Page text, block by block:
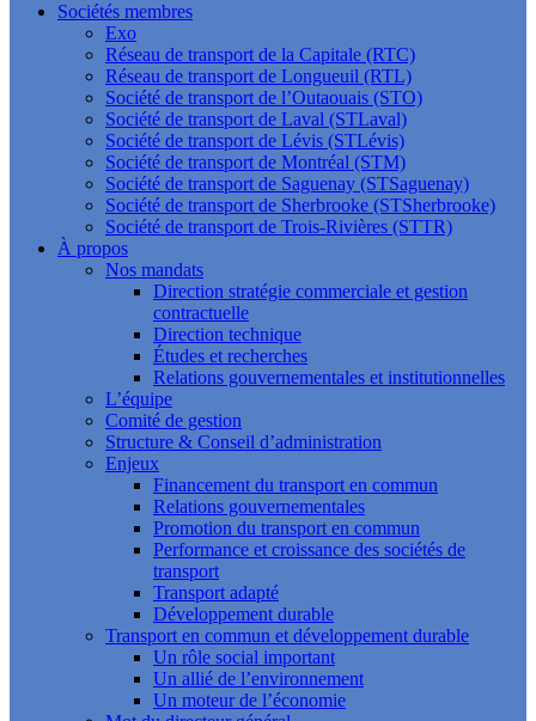
Sociétés membres
Exo
Réseau de transport de la Capitale (RTC)
Réseau de transport de Longueuil (RTL)
Société de transport de l’Outaouais (STO)
Société de transport de Laval (STLaval)
Société de transport de Lévis (STLévis)
Société de transport de Montréal (STM)
Société de transport de Saguenay (STSaguenay)
Société de transport de Sherbrooke (STSherbrooke)
Société de transport de Trois-Rivières (STTR)
À propos
Nos mandats
Direction stratégie commerciale et gestion
contractuelle
Direction technique
Études et recherches
Relations gouvernementales et institutionnelles
L’équipe
Comité de gestion
Structure & Conseil d’administration
Enjeux
Financement du transport en commun
Relations gouvernementales
Promotion du transport en commun
Performance et croissance des sociétés de
transport
Transport adapté
Développement durable
Transport en commun et développement durable
Un rôle social important
Un allié de l’environnement
Un moteur de l’économie